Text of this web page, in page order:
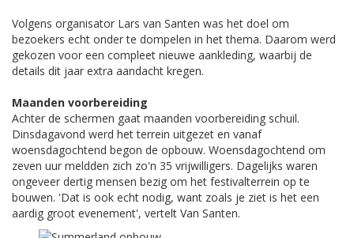
Volgens organisator Lars van Santen was het doel om
bezoekers echt onder te dompelen in het thema. Daarom werd
gekozen voor een compleet nieuwe aankleding, waarbij de
details dit jaar extra aandacht kregen.
Maanden voorbereiding
Achter de schermen gaat maanden voorbereiding schuil.
Dinsdagavond werd het terrein uitgezet en vanaf
woensdagochtend begon de opbouw. Woensdagochtend om
zeven uur meldden zich zo'n 35 vrijwilligers. Dagelijks waren
ongeveer dertig mensen bezig om het festivalterrein op te
bouwen. 'Dat is ook echt nodig, want zoals je ziet is het een
aardig groot evenement', vertelt Van Santen.